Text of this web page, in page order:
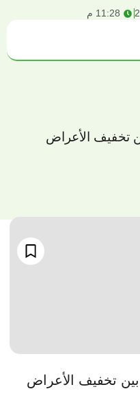
11:28 م
تخفيف الأعراض
بين تخفيف الأعراض